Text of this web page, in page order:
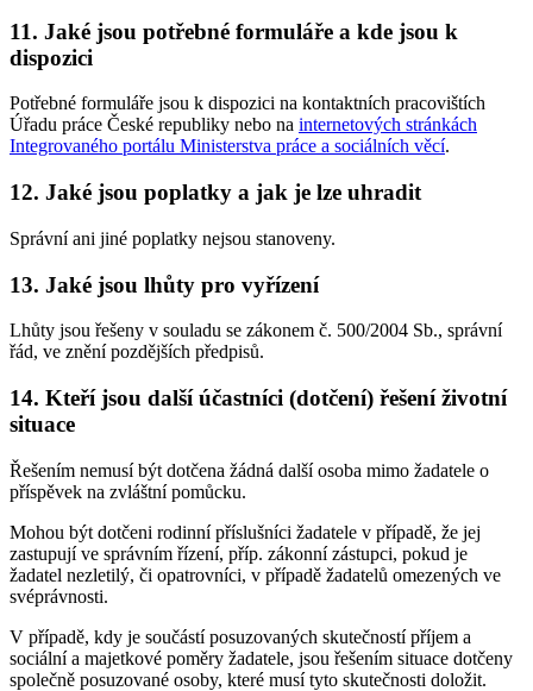
11. Jaké jsou potřebné formuláře a kde jsou k
dispozici
Potřebné formuláře jsou k dispozici na kontaktních pracovištích
Úřadu práce České republiky nebo na internetových stránkách
Integrovaného portálu Ministerstva práce a sociálních věcí.
12. Jaké jsou poplatky a jak je lze uhradit
Správní ani jiné poplatky nejsou stanoveny.
13. Jaké jsou lhůty pro vyřízení
Lhůty jsou řešeny v souladu se zákonem č. 500/2004 Sb., správní
řád, ve znění pozdějších předpisů.
14. Kteří jsou další účastníci (dotčení) řešení životní
situace
Řešením nemusí být dotčena žádná další osoba mimo žadatele o
příspěvek na zvláštní pomůcku.
Mohou být dotčeni rodinní příslušníci žadatele v případě, že jej
zastupují ve správním řízení, příp. zákonní zástupci, pokud je
žadatel nezletilý, či opatrovníci, v případě žadatelů omezených ve
svéprávnosti.
V případě, kdy je součástí posuzovaných skutečností příjem a
sociální a majetkové poměry žadatele, jsou řešením situace dotčeny
společně posuzované osoby, které musí tyto skutečnosti doložit.